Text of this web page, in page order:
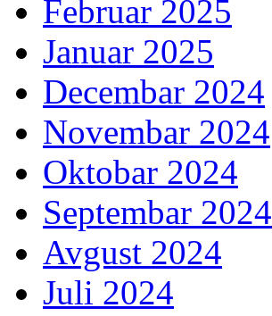
Februar 2025
Januar 2025
Decembar 2024
Novembar 2024
Oktobar 2024
Septembar 2024
Avgust 2024
Juli 2024